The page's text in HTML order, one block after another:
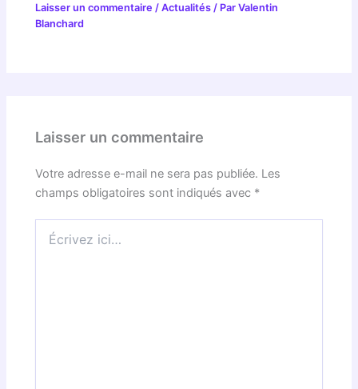
Laisser un commentaire /Actualités / ParValentin
Blanchard
Laisser un commentaire
Votre adresse e-mail ne sera pas publiée. Les
champs obligatoires sont indiqués avec *
ici…